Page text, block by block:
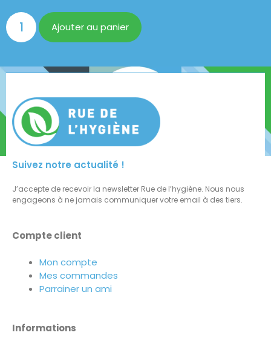
Ajouter au panier
Suivez notre actualité !
J’accepte de recevoir la newsletter Rue de l’hygiène. Nous nous
engageons à ne jamais communiquer votre email à des tiers.
Compte client
Mon compte
Mes commandes
Parrainer un ami
Informations